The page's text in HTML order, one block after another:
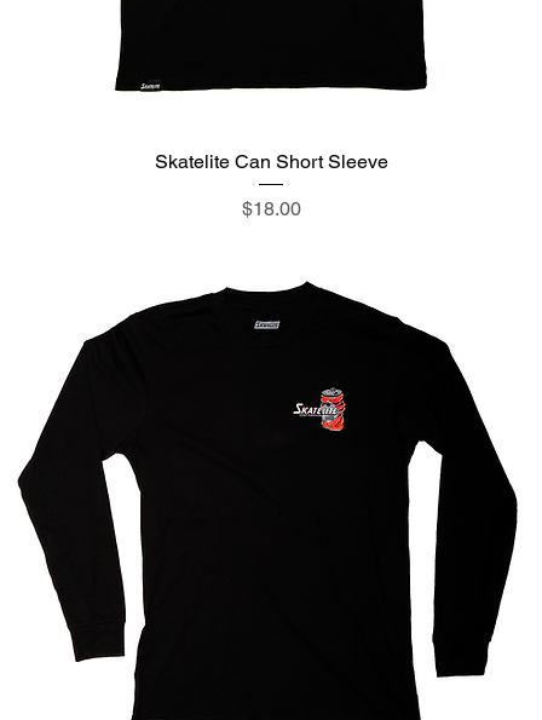
Skatelite Can Short Sleeve
価格
$18.00